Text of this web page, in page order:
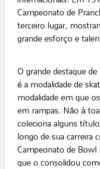
Campeonato de
terceiro lugar,
grande esforço e
O grande destaque
é a modalidade de
modalidade em que
em rampas. Não à
coleciona alguns
longo de sua carreira
Campeonato de
que o consolidou